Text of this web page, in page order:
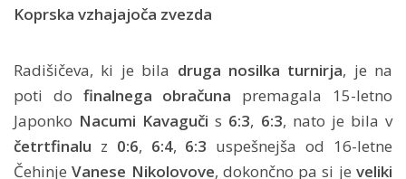
Koprska vzhajajoča zvezda
Radišičeva, ki je bila druga nosilka turnirja, je na
poti do finalnega obračuna premagala 15-letno
Japonko Nacumi Kavaguči s 6:3, 6:3, nato je bila v
četrtfinalu z 0:6, 6:4, 6:3 uspešnejša od 16-letne
ČehinjeVanese Nikolovove, dokončno pa si jeveliki